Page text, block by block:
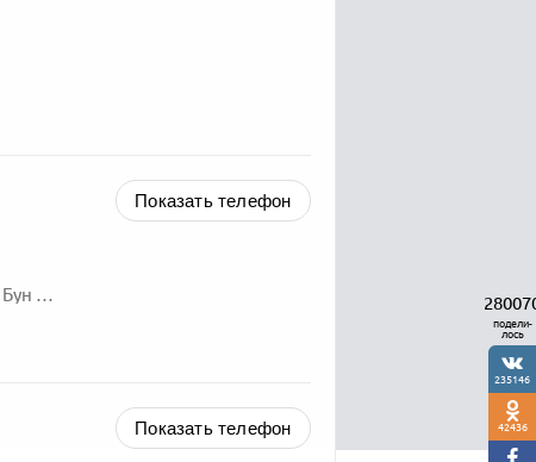
92
Показать телефон
Показать телефон
подели-
лось
235146
42436